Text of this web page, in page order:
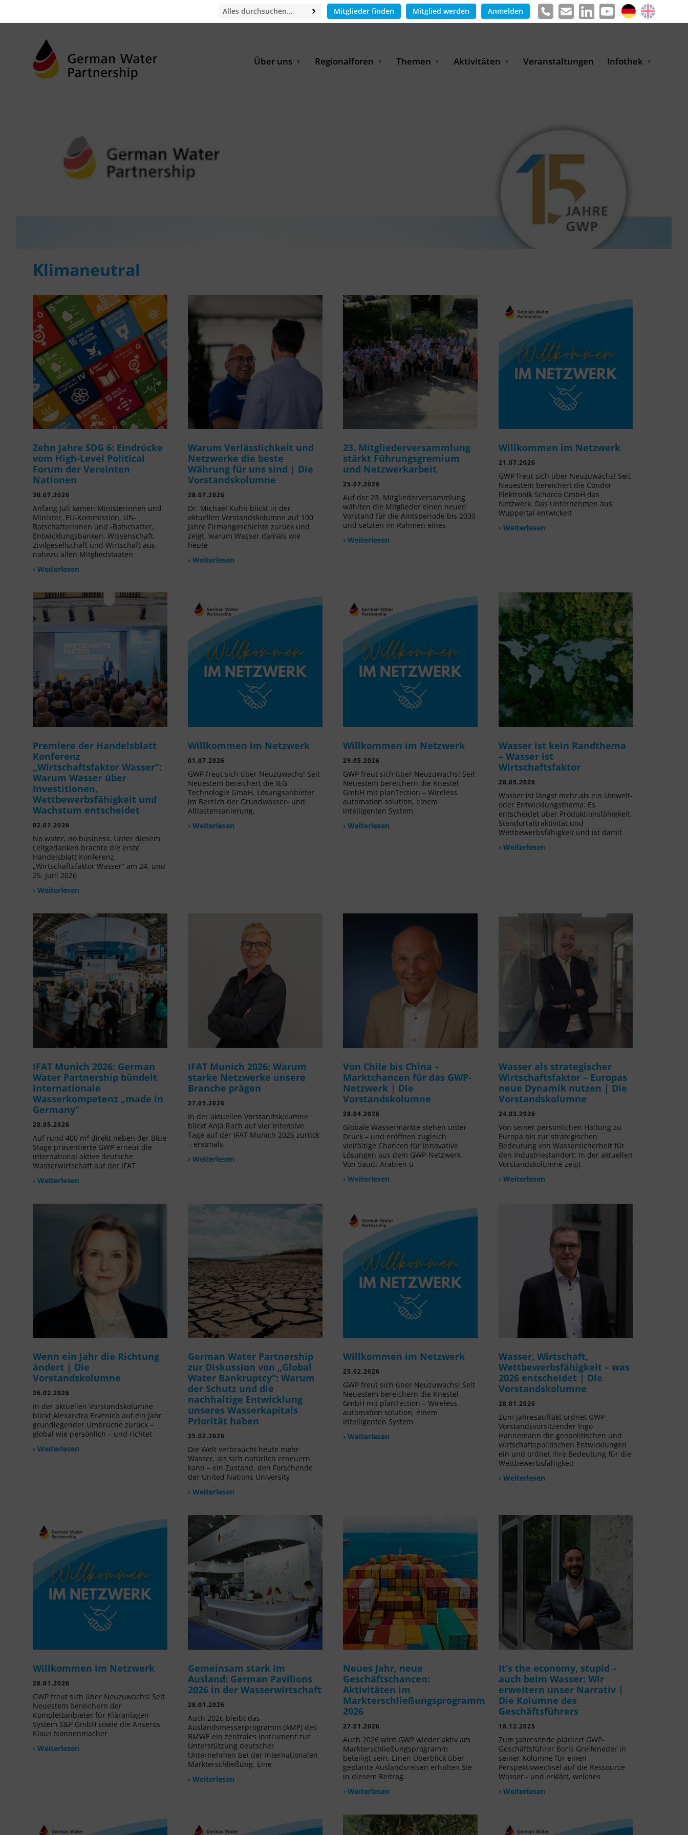
Mitglieder finden Mitglied werden Anmelden
Über uns Regionalforen Themen Aktivitäten
Partnerschaftsprojekte
BMUKN-Exportinitiative
Veranstaltungen Infothek
Klimaneutral
Zehn Jahre SDG 6: Eindrücke
vom High-Level Political
Forum der Vereinten
Nationen
30.07.2026
Anfang Juli kamen Ministerinnen und
Minister, EU-Kommission, UN-
Botschafterinnen und -Botschafter,
Entwicklungsbanken, Wissenschaft,
Zivilgesellschaft und Wirtschaft aus
nahezu allen Mitgliedstaaten
› Weiterlesen
Warum Verlässlichkeit und
Netzwerke die beste
Währung für uns sind | Die
Vorstandskolumne
28.07.2026
Dr. Michael Kuhn blickt in der
aktuellen Vorstandskolumne auf 100
Jahre Firmengeschichte zurück und
zeigt, warum Wasser damals wie
heute
› Weiterlesen
23. Mitgliederversammlung
stärkt Führungsgremium
und Netzwerkarbeit
25.07.2026
Auf der 23. Mitgliederversammlung
wählten die Mitglieder einen neuen
Vorstand für die Amtsperiode bis 2030
und setzten im Rahmen eines
› Weiterlesen
Willkommen im Netzwerk
21.07.2026
GWP freut sich über Neuzuwachs! Seit
Neuestem bereichert die Condor
Elektronik Scharco GmbH das
Netzwerk. Das Unternehmen aus
Wuppertal entwickelt
› Weiterlesen
Premiere der Handelsblatt
Konferenz
„Wirtschaftsfaktor Wasser“:
Warum Wasser über
Investitionen,
Wettbewerbsfähigkeit und
Wachstum entscheidet
02.07.2026
No water, no business. Unter diesem
Leitgedanken brachte die erste
Handelsblatt Konferenz
„Wirtschaftsfaktor Wasser“ am 24. und
25. Juni 2026
› Weiterlesen
Willkommen im Netzwerk
01.07.2026
GWP freut sich über Neuzuwachs! Seit
Neuestem bereichert die IEG
Technologie GmbH, Lösungsanbieter
im Bereich der Grundwasser- und
Altlastensanierung,
› Weiterlesen
Willkommen im Netzwerk
29.05.2026
GWP freut sich über Neuzuwachs! Seit
Neuestem bereichern die Knestel
GmbH mit planTection – Wireless
automation solution, einem
intelligenten System
› Weiterlesen
Wasser ist kein Randthema
– Wasser ist
Wirtschaftsfaktor
28.05.2026
Wasser ist längst mehr als ein Umwelt-
oder Entwicklungsthema: Es
entscheidet über Produktionsfähigkeit,
Standortattraktivität und
Wettbewerbsfähigkeit und ist damit
› Weiterlesen
IFAT Munich 2026: German
Water Partnership bündelt
internationale
Wasserkompetenz „made in
Germany“
28.05.2026
Auf rund 400 m² direkt neben der Blue
Stage präsentierte GWP erneut die
international aktive deutsche
Wasserwirtschaft auf der IFAT
› Weiterlesen
IFAT Munich 2026: Warum
starke Netzwerke unsere
Branche prägen
27.05.2026
In der aktuellen Vorstandskolumne
blickt Anja Rach auf vier intensive
Tage auf der IFAT Munich 2026 zurück
– erstmals
› Weiterlesen
Von Chile bis China –
Marktchancen für das GWP-
Netzwerk | Die
Vorstandskolumne
28.04.2026
Globale Wassermärkte stehen unter
Druck – und eröffnen zugleich
vielfältige Chancen für innovative
Lösungen aus dem GWP-Netzwerk.
Von Saudi-Arabien ü
› Weiterlesen
Wasser als strategischer
Wirtschaftsfaktor – Europas
neue Dynamik nutzen | Die
Vorstandskolumne
24.03.2026
Von seiner persönlichen Haltung zu
Europa bis zur strategischen
Bedeutung von Wassersicherheit für
den Industriestandort: In der aktuellen
Vorstandskolumne zeigt
› Weiterlesen
Wenn ein Jahr die Richtung
ändert | Die
Vorstandskolumne
26.02.2026
In der aktuellen Vorstandskolumne
blickt Alexandra Ervenich auf ein Jahr
grundlegender Umbrüche zurück –
global wie persönlich – und richtet
› Weiterlesen
German Water Partnership
zur Diskussion von „Global
Water Bankruptcy“: Warum
der Schutz und die
nachhaltige Entwicklung
unseres Wasserkapitals
Priorität haben
25.02.2026
Die Welt verbraucht heute mehr
Wasser, als sich natürlich erneuern
kann – ein Zustand, den Forschende
der United Nations University
› Weiterlesen
Willkommen im Netzwerk
25.02.2026
GWP freut sich über Neuzuwachs! Seit
Neuestem bereichern die Knestel
GmbH mit planTection – Wireless
automation solution, einem
intelligenten System
› Weiterlesen
Wasser, Wirtschaft,
Wettbewerbsfähigkeit – was
2026 entscheidet | Die
Vorstandskolumne
28.01.2026
Zum Jahresauftakt ordnet GWP-
Vorstandsvorsitzender Ingo
Hannemann die geopolitischen und
wirtschaftspolitischen Entwicklungen
ein und ordnet ihre Bedeutung für die
Wettbewerbsfähigkeit
› Weiterlesen
Willkommen im Netzwerk
28.01.2026
GWP freut sich über Neuzuwachs! Seit
Neuestem bereichern der
Komplettanbieter für Kläranlagen
System S&P GmbH sowie die Anseros
Klaus Nonnenmacher
› Weiterlesen
Gemeinsam stark im
Ausland: German Pavilions
2026 in der Wasserwirtschaft
28.01.2026
Auch 2026 bleibt das
Auslandsmesserprogramm (AMP) des
BMWE ein zentrales Instrument zur
Unterstützung deutscher
Unternehmen bei der internationalen
Markterschließung. Eine
› Weiterlesen
Neues Jahr, neue
Geschäftschancen:
Aktivitäten im
Markterschließungsprogramm
2026
27.01.2026
Auch 2026 wird GWP wieder aktiv am
Markterschließungsprogramm
beteiligt sein. Einen Überblick über
geplante Auslandsreisen erhalten Sie
in diesem Beitrag.
› Weiterlesen
It’s the economy, stupid –
auch beim Wasser: Wir
erweitern unser Narrativ |
Die Kolumne des
Geschäftsführers
18.12.2025
Zum Jahresende plädiert GWP-
Geschäftsführer Boris Greifeneder in
seiner Kolumne für einen
Perspektivwechsel auf die Ressource
Wasser - und erklärt, welches
› Weiterlesen